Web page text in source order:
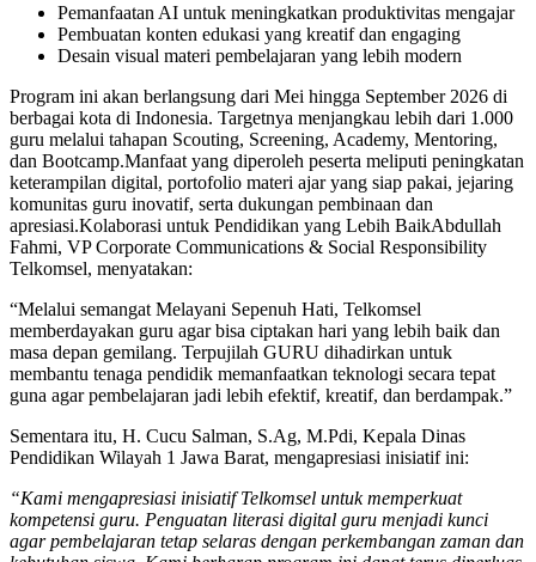
Pemanfaatan AI untuk meningkatkan produktivitas mengajar
Pembuatan konten edukasi yang kreatif dan engaging
Desain visual materi pembelajaran yang lebih modern
Program ini akan berlangsung dari Mei hingga September 2026 di
berbagai kota di Indonesia. Targetnya menjangkau lebih dari 1.000
guru melalui tahapan Scouting, Screening, Academy, Mentoring,
dan Bootcamp.Manfaat yang diperoleh peserta meliputi peningkatan
keterampilan digital, portofolio materi ajar yang siap pakai, jejaring
komunitas guru inovatif, serta dukungan pembinaan dan
apresiasi.Kolaborasi untuk Pendidikan yang Lebih BaikAbdullah
Fahmi, VP Corporate Communications & Social Responsibility
Telkomsel, menyatakan:
“Melalui semangat Melayani Sepenuh Hati, Telkomsel
memberdayakan guru agar bisa ciptakan hari yang lebih baik dan
masa depan gemilang. Terpujilah GURU dihadirkan untuk
membantu tenaga pendidik memanfaatkan teknologi secara tepat
guna agar pembelajaran jadi lebih efektif, kreatif, dan berdampak.”
Sementara itu, H. Cucu Salman, S.Ag, M.Pdi, Kepala Dinas
Pendidikan Wilayah 1 Jawa Barat, mengapresiasi inisiatif ini:
“Kami mengapresiasi inisiatif Telkomsel untuk memperkuat
kompetensi guru. Penguatan literasi digital guru menjadi kunci
agar pembelajaran tetap selaras dengan perkembangan zaman dan